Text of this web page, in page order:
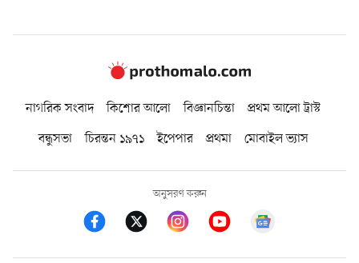
নাগরিক সংবাদ কিশোর আলো বিজ্ঞানচিন্তা
প্রথম আলো ট্রাস্ট
বন্ধুসভা
চিরন্তন ১৯৭১ ইপেপার প্রথমা মোবাইল ভ্যাস
অনুসরণ করুন